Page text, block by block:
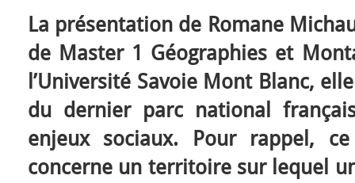
La présentation de Romane
de Master 1 Géographies et
l’Université Savoie Mont Blanc,
du dernier parc national
enjeux sociaux. Pour rappel,
concerne un territoire sur lequel